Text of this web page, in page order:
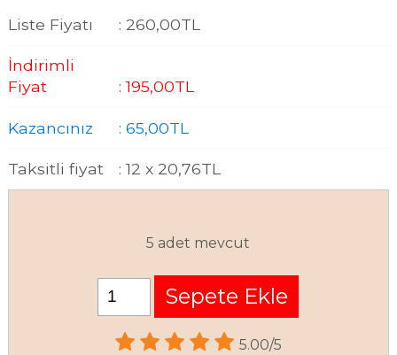
Liste Fiyatı : 260,00TL
İndirimli
Fiyat
:195,00TL
Kazancınız : 65,00TL
Taksitli fiyat : 12 x 20,76TL
5 adet mevcut
Sepete Ekle
5.00/5